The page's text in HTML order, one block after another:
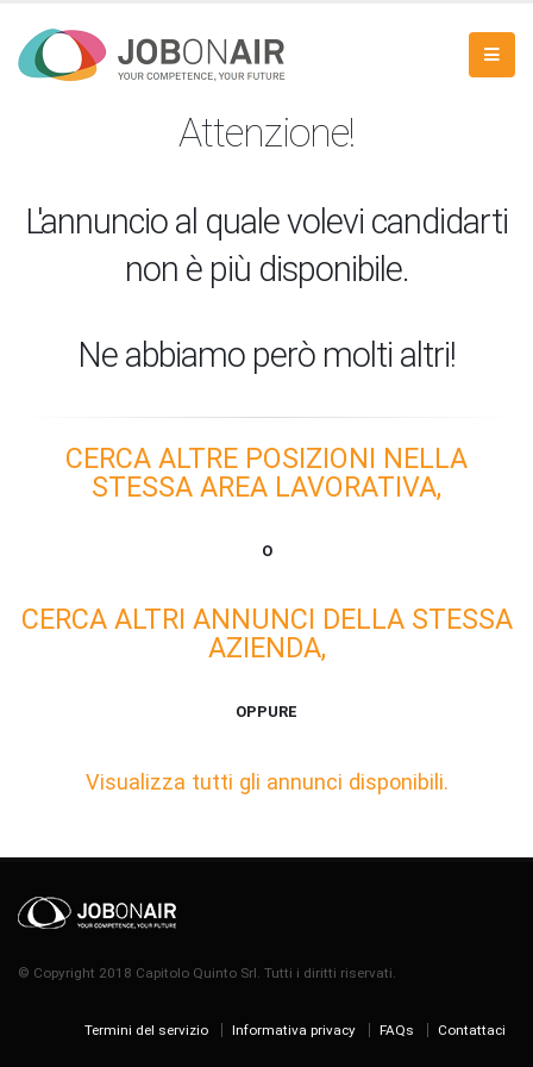
Attenzione!
L'annuncio al quale volevi candidarti
non è più disponibile.
Ne abbiamo però molti altri!
CERCA ALTRE POSIZIONI NELLA
STESSA AREA LAVORATIVA,
O
CERCA ALTRI ANNUNCI DELLA STESSA
AZIENDA,
OPPURE
Visualizza tutti gli annunci disponibili.
© Copyright 2018 Capitolo Quinto Srl. Tutti i diritti riservati.
Termini del servizio Informativa privacy FAQs Contattaci